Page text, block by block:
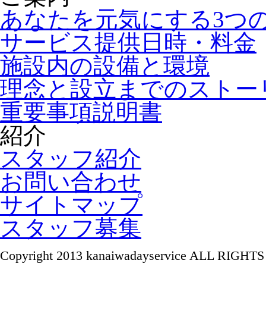
あなたを元気にする3つ
サービス提供日時・料金
施設内の設備と環境
理念と設立までのストー
重要事項説明書
紹介
スタッフ紹介
お問い合わせ
サイトマップ
スタッフ募集
Copyright 2013 kanaiwadayservice ALL